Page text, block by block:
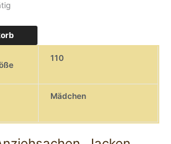
110
Mädchen